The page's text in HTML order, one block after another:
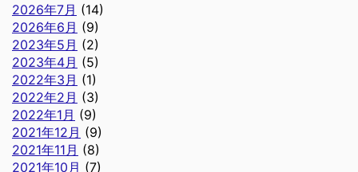
2026年7月 (14)
2026年6月 (9)
2023年5月 (2)
2023年4月 (5)
2022年3月 (1)
2022年2月 (3)
2022年1月 (9)
2021年12月 (9)
2021年11月 (8)
2021年10月 (7)